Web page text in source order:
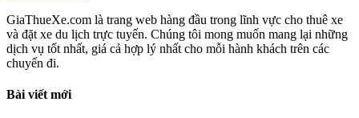
GiaThueXe.com là trang web hàng đầu trong lĩnh vực cho thuê xe
và đặt xe du lịch trực tuyến. Chúng tôi mong muốn mang lại những
dịch vụ tốt nhất, giá cả hợp lý nhất cho mỗi hành khách trên các
chuyến đi.
Bài viết mới